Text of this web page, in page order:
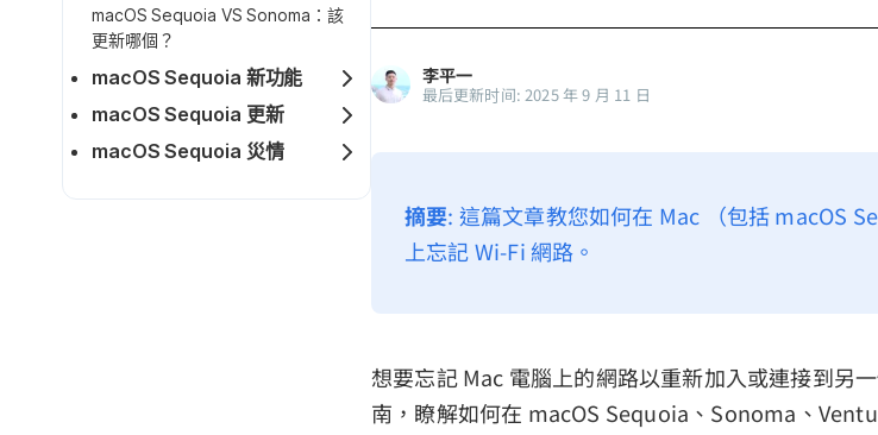
macOS Sequoia VS Sonoma：該
更新哪個？
macOS Sequoia 新功能
macOS Sequoia 更新
macOS Sequoia 災情
李平一
最后更新时间: 2025 年 9 月 11 日
摘要: 這篇文章教您如何在 Mac （包括 macOS
上忘記 Wi-Fi 網路。
想要忘記 Mac 電腦上的網路以重新加入或連接到另
南，瞭解如何在 macOS Sequoia、Sonoma、